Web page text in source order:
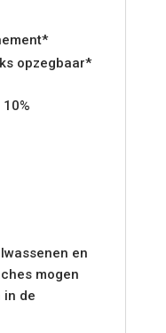
opzegbaar*
en
mogen
in de